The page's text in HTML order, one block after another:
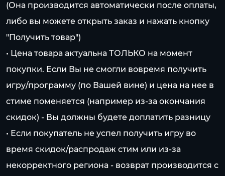
(Она производится автоматически после оплаты,
либо вы можете открыть заказ и нажать кнопку
"Получить товар")
• Цена товара актуальна ТОЛЬКО на момент
покупки. Если Вы не смогли вовремя получить
игру/программу (по Вашей вине) и цена на нее в
стиме поменяется (например из-за окончания
скидок) - Вы должны будете доплатить разницу
• Если покупатель не успел получить игру во
время скидок/распродаж стим или из-за
некорректного региона - возврат производится с